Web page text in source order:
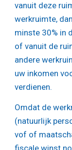
vanuit deze
werkruimte,
minste 30% in
of vanuit de
andere
uw inkomen
verdienen.
Omdat de
(natuurlijk
vof of
fiscale winst